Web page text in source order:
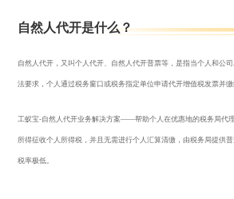
自然人代开是什么？
自然人代开，又叫个人代开、自然人代开普票等，是指当个人和公
法要求，个人通过税务窗口或税务指定单位申请代开增值税发票并缴
工蚁宝-自然人代开业务解决方案——帮助个人在优惠地的税务局代
所得征收个人所得税，并且无需进行个人汇算清缴，由税务局提供
税率极低。